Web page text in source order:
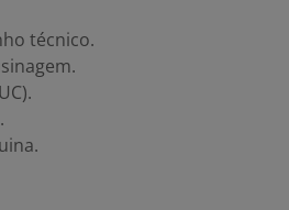
técnico.